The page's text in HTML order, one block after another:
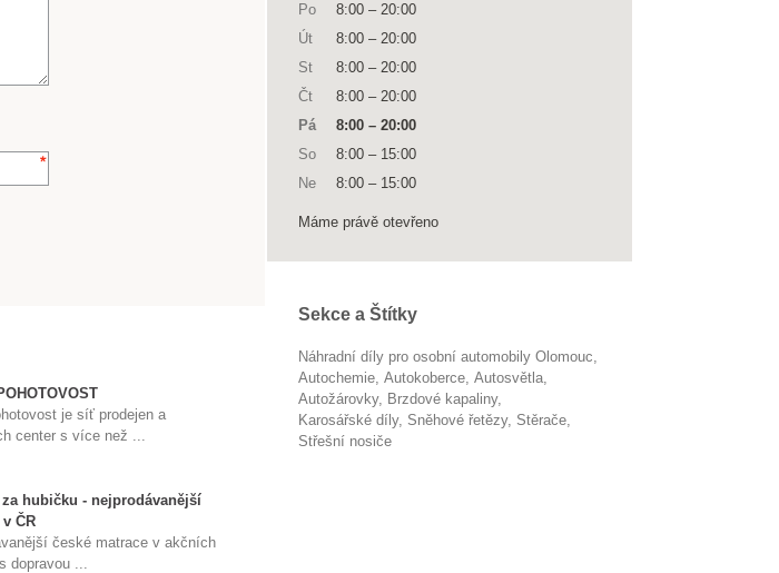
je síť prodejen a
center s více než ...
za hubičku - nejprodávanější
ČR
české matrace v akčních
dopravou ...
Po 8:00 – 20:00
Út
8:00 – 20:00
St
8:00 – 20:00
Čt
8:00 – 20:00
Pá
8:00 – 20:00
So
8:00 – 15:00
Ne
8:00 – 15:00
Máme právě otevřeno
Sekce a Štítky
Náhradní díly pro osobní automobily Olomouc
autochemie
autokoberce
autosvětla
autožárovky
brzdové kapaliny
karosářské díly
sněhové řetězy
stěrače
střešní nosiče